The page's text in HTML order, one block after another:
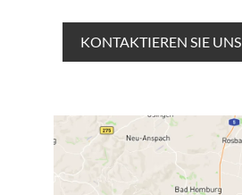
KONTAKTIEREN SIE UNS